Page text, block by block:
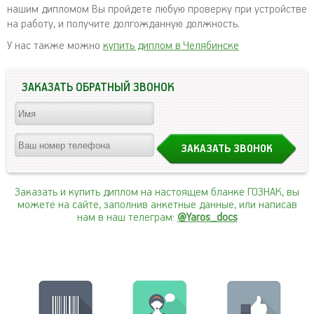
нашим дипломом Вы пройдете любую проверку при устройстве
на работу, и получите долгожданную должность.
У нас также можно купить диплом в Челябинске
ЗАКАЗАТЬ ОБРАТНЫЙ ЗВОНОК
Заказать и купить диплом на настоящем бланке ГОЗНАК, вы
можете на сайте, заполнив анкетные данные, или написав
нам в наш телеграм: @Yaros_docs